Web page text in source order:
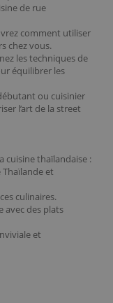
de rue
comment utiliser
chez vous.
les techniques de
équilibrer les
ou cuisinier
l’art de la street
cuisine thaïlandaise :
et
culinaires.
avec des plats
et